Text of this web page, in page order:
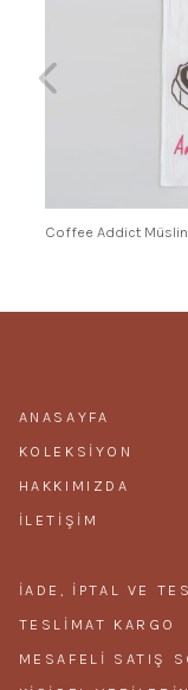
Coffee Addict
ANASAYFA
KOLEKSIYON
HAKKIMIZDA
İLETIŞIM
İADE, İPTAL VE
TESLIMAT KARGO
MESAFELI SATIŞ